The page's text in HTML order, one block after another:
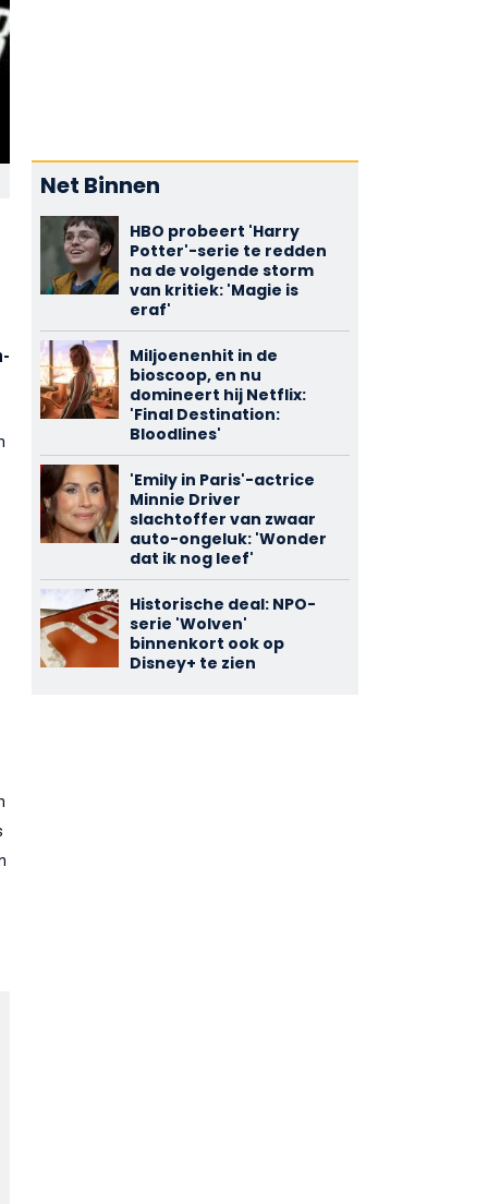
Net Binnen
HBO probeert 'Harry
Potter'-serie te redden
na de volgende storm
van kritiek: 'Magie is
eraf'
Miljoenenhit in de
bioscoop, en nu
domineert hij Netflix:
'Final Destination:
Bloodlines'
'Emily in Paris'-actrice
Minnie Driver
slachtoffer van zwaar
auto-ongeluk: 'Wonder
dat ik nog leef'
Historische deal: NPO-
serie 'Wolven'
binnenkort ook op
Disney+ te zien